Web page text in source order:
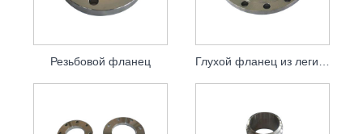
Резьбовой фланец Глухой фланец из легированной стали